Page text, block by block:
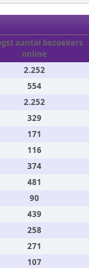
aantal bezoekers
online
2.252
554
2.252
329
171
116
374
481
90
439
258
271
107